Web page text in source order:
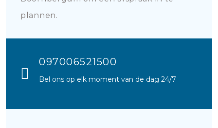
plannen.
097006521500
Bel ons op elk moment van de dag 24/7